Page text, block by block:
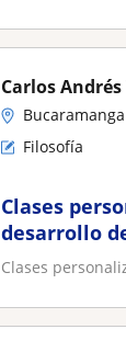
Carlos
Bucaramanga
Filosofía
Clases
desarrollo
Clases